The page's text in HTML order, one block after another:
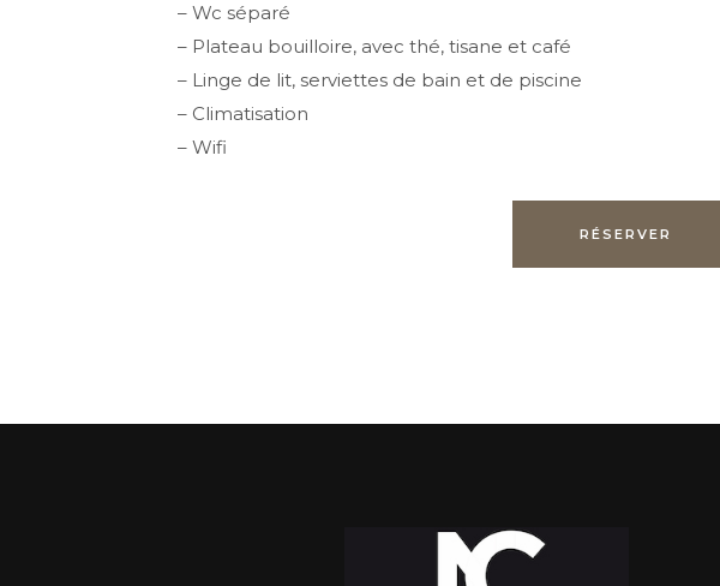
– Wc séparé
– Plateau bouilloire, avec thé, tisane et café
– Linge de lit, serviettes de bain et de piscine
– Climatisation
– Wifi
RÉSERVER